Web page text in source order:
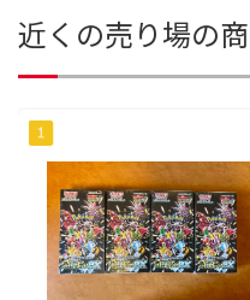
近くの売り場の